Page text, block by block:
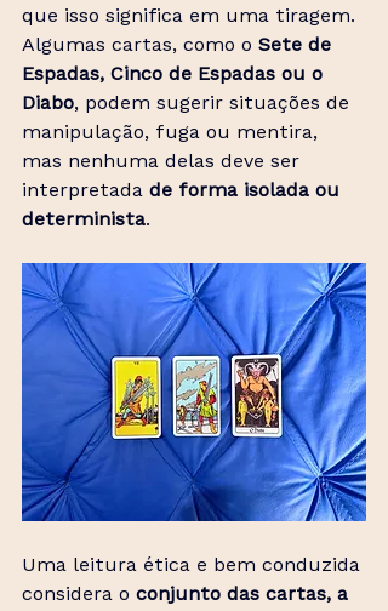
que isso significa em uma tiragem.
Algumas cartas, como o Sete de
Espadas, Cinco de Espadas ou o
Diabo, podem sugerir situações de
manipulação, fuga ou mentira,
mas nenhuma delas deve ser
interpretada de forma isolada ou
determinista.
Uma leitura ética e bem conduzida
considera o conjunto das cartas, a